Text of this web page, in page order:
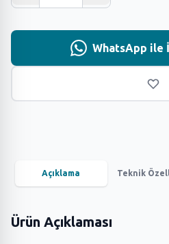
WhatsApp ile
Açıklama Teknik
Ürün Açıklaması